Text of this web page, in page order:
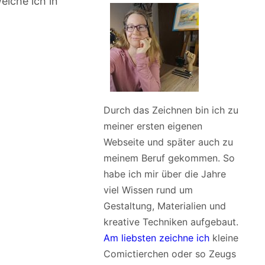
Durch das Zeichnen bin ich zu
meiner ersten eigenen
Webseite und später auch zu
meinem Beruf gekommen. So
habe ich mir über die Jahre
viel Wissen rund um
Gestaltung, Materialien und
kreative Techniken aufgebaut.
Am liebsten zeichne ich kleine
Comictierchen oder so Zeugs